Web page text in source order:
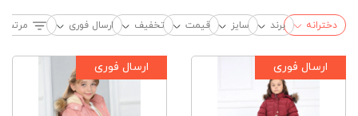
دخترانه برند سایز قیمت تخفیف ارسال فوری
ارسال فوری ارسال فوری